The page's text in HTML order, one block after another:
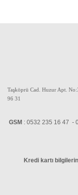
Taşköprü Cad. Huzur Apt.
96 31
GSM : 0532 235 16 47
Kredi kartı